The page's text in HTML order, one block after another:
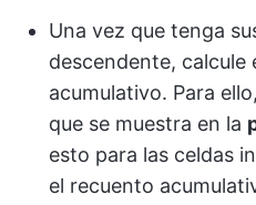
Una vez que tenga
descendente, calcule
acumulativo. Para
que se muestra en la
esto para las celdas
el recuento